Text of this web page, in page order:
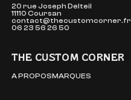
20 rue Joseph Delteil
11110 Coursan
contact@thecustomcorner.fr
06 23 56 26 50
THE CUSTOM CORNER
A PROPOSMARQUES